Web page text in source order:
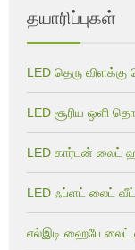
தயாரிப்புகள்
LED தெரு
LED சூரிய ஒளி
LED கார்டன் லைட்
LED ஃப்ளட் லைட்
எல்இடி ஹைபே லைட்